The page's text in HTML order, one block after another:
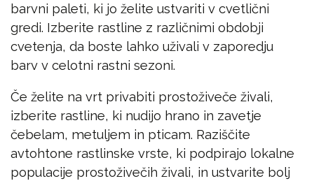
barvni paleti, ki jo želite ustvariti v cvetlični
gredi. Izberite rastline z različnimi obdobji
cvetenja, da boste lahko uživali v zaporedju
barv v celotni rastni sezoni.
Če želite na vrt privabiti prostoživeče živali,
izberite rastline, ki nudijo hrano in zavetje
čebelam, metuljem in pticam. Raziščite
avtohtone rastlinske vrste, ki podpirajo lokalne
populacije prostoživečih živali, in ustvarite bolj